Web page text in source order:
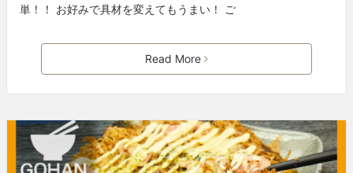
単！！ お好みで具材を変えてもうまい！ ご
Read More